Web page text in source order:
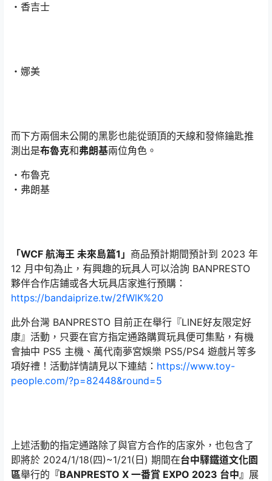
・香吉士
・娜美
而下方兩個未公開的黑影也能從頭頂的天線和發條鑰匙推
測出是布魯克和弗朗基兩位角色。
・布魯克
・弗朗基
「WCF 航海王 未來島篇1」 商品預計期間預計到 2023 年
12 月中旬為止，有興趣的玩具人可以洽詢 BANPRESTO
夥伴合作店鋪或各大玩具店家進行預購：
https://bandaiprize.tw/2fWlK%20
此外台灣 BANPRESTO 目前正在舉行『LINE好友限定好
康』活動，只要在官方指定通路購買玩具便可集點，有機
會抽中 PS5 主機、萬代南夢宮娛樂 PS5/PS4 遊戲片等多
項好禮！活動詳情請見以下連結： https://www.toy-
people.com/?p=82448&round=5
上述活動的指定通路除了與官方合作的店家外，也包含了
即將於 2024/1/18(四)~1/21(日) 期間在台中驛鐵道文化園
區舉行的 『BANPRESTO X 一番賞 EXPO 2023 台中』 展